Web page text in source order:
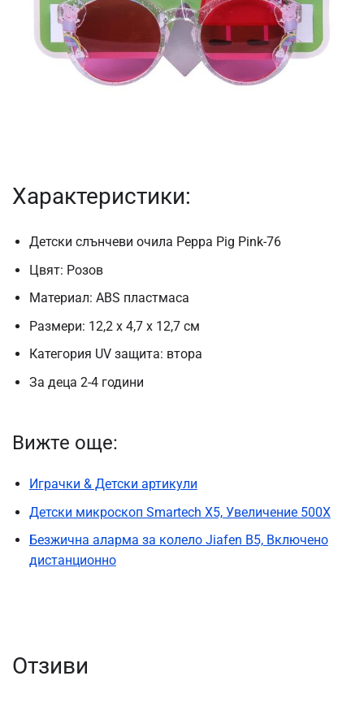
Характеристики:
Детски слънчеви очила Peppa Pig Pink-76
Цвят: Розов
Материал: ABS пластмаса
Размери: 12,2 х 4,7 х 12,7 см
Категория UV защита: втора
За деца 2-4 години
Вижте още:
Играчки & Детски артикули
Детски микроскоп Smartech X5, Увеличение 500X
Безжична аларма за колело Jiafen B5, Включено
дистанционно
Отзиви